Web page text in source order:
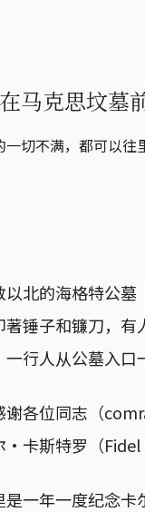
马克思坟墓
切不满，都可以往
以北的海格特公
著锤子和镰刀，
一行人从公墓入口
谢各位同志（
·卡斯特罗（Fidel
是一年一度纪念